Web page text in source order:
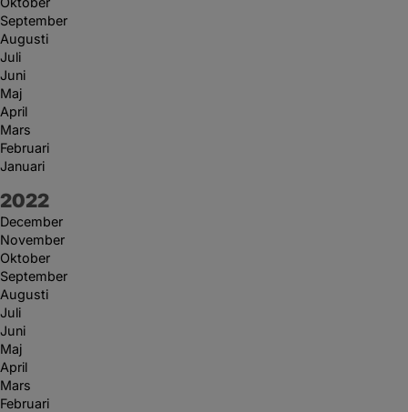
September
Augusti
Juli
Juni
Maj
April
Mars
Februari
Januari
År:
2022
December
November
Oktober
September
Augusti
Juli
Juni
Maj
April
Mars
Februari